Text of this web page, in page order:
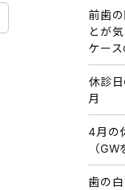
前歯
とが
ケー
休診
月
4月の
（GW
歯の